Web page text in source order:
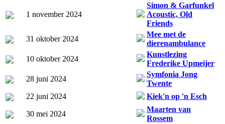
1 november 2024
Simon & Garfunkel
Acoustic, Old
Friends
31 oktober 2024
Mee met de
dierenambulance
10 oktober 2024
Kunstlezing
Frederike Upmeijer
28 juni 2024
Symfonia Jong
Twente
22 juni 2024
Kiek'n op 'n Esch
30 mei 2024
Maarten van
Rossem